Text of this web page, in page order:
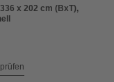
x 202 cm (BxT),